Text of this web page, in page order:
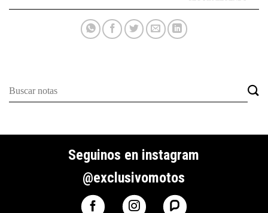
Seguinos en instagram
@exclusivomotos